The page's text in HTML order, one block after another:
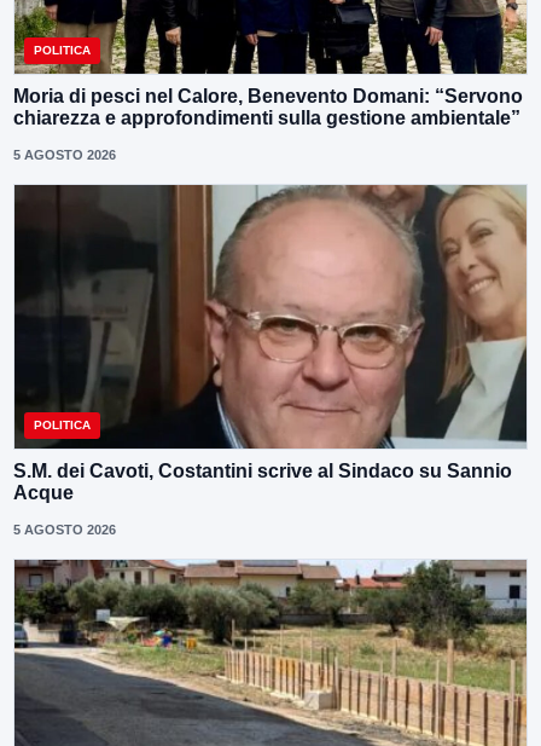
POLITICA
Moria di pesci nel Calore, Benevento Domani: “Servono
chiarezza e approfondimenti sulla gestione ambientale”
5 AGOSTO 2026
POLITICA
S.M. dei Cavoti, Costantini scrive al Sindaco su Sannio
Acque
5 AGOSTO 2026